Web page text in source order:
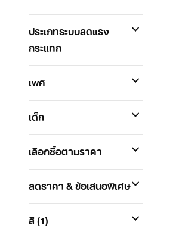
ประเภทระบบลดแรง
กระแทก
เพศ
เด็ก
เลือกซื้อตามราคา
ลดราคา & ข้อเสนอพิเศษ
สี(1)